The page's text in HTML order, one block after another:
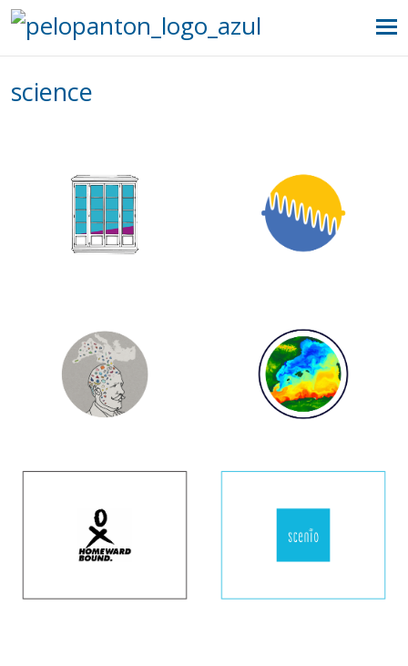
science